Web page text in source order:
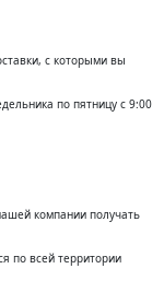
с которыми вы
по пятницу с 9:00
компании получать
по всей территории